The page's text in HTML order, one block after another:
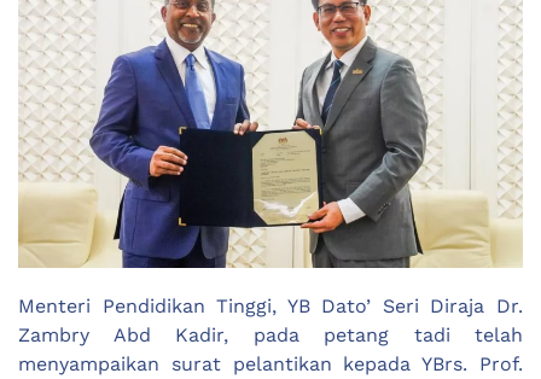
Menteri Pendidikan Tinggi, YB Dato’ Seri Diraja Dr.
Zambry Abd Kadir, pada petang tadi telah
menyampaikan surat pelantikan kepada YBrs. Prof.